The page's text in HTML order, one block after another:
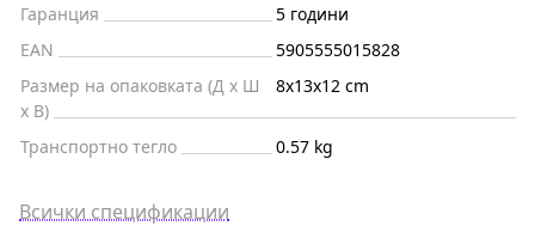
Гаранция
5 години
EAN
5905555015828
Размер на опаковката (Д x Ш
x В)
8x13x12 cm
Транспортно тегло 0.57 kg
Всички спецификации